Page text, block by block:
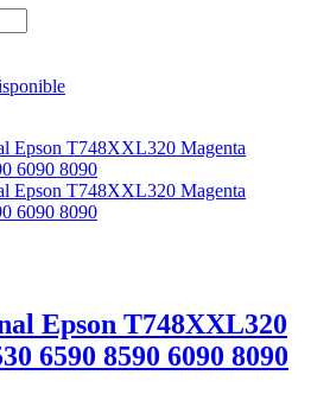
Epson T748XXL320
6590 8590 6090 8090